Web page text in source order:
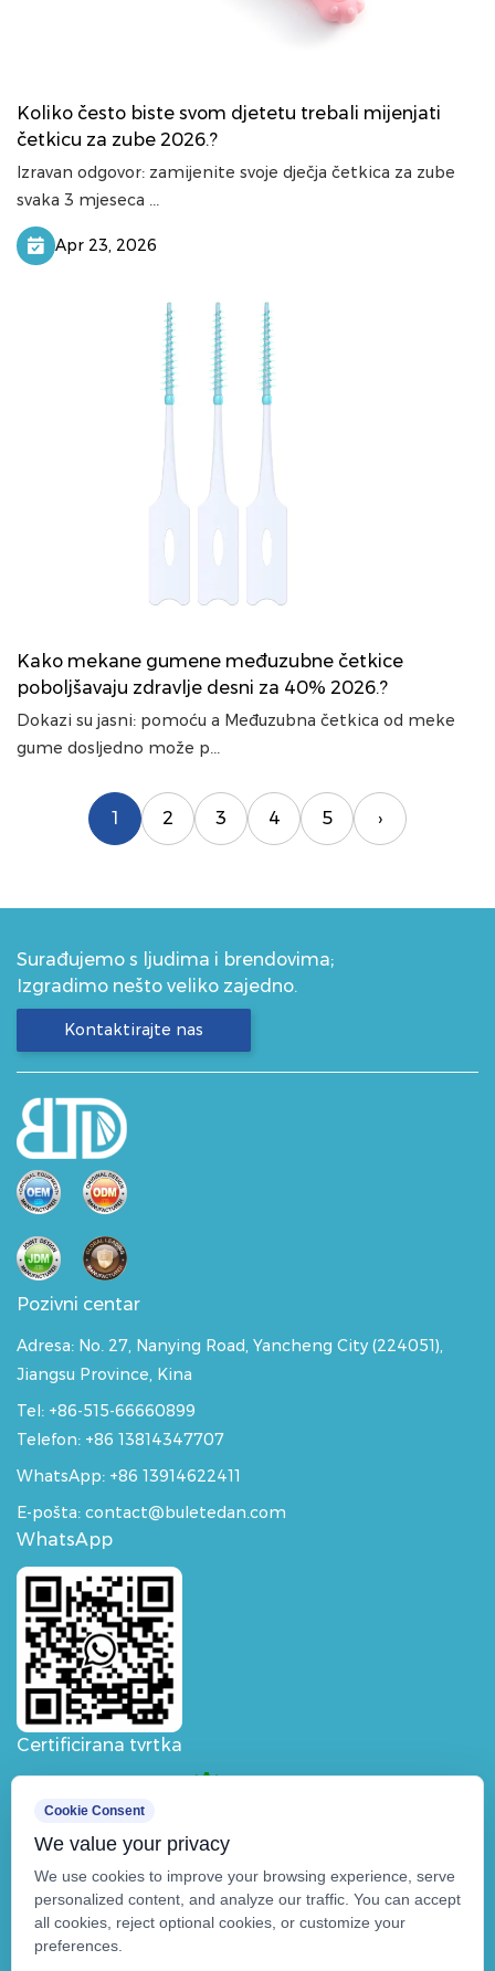
Koliko često biste svom djetetu trebali mijenjati
četkicu za zube 2026.?
Izravan odgovor: zamijenite svoje dječja četkica za zube
svaka 3 mjeseca ...
Apr 23, 2026
Kako mekane gumene međuzubne četkice
poboljšavaju zdravlje desni za 40% 2026.?
Dokazi su jasni: pomoću a Međuzubna četkica od meke
gume dosljedno može p...
1 2 3 4 5 ›
Surađujemo s ljudima i brendovima;
Izgradimo nešto veliko zajedno.
Kontaktirajte nas
Pozivni centar
Adresa: No. 27, Nanying Road, Yancheng City (224051),
Jiangsu Province, Kina
Tel: +86-515-66660899
Telefon: +86 13814347707
WhatsApp: +86 13914622411
E-pošta: contact@buletedan.com
WhatsApp
Certificirana tvrtka
Cookie Consent
We value your privacy
We use cookies to improve your browsing experience, serve
personalized content, and analyze our traffic. You can accept
all cookies, reject optional cookies, or customize your
preferences.